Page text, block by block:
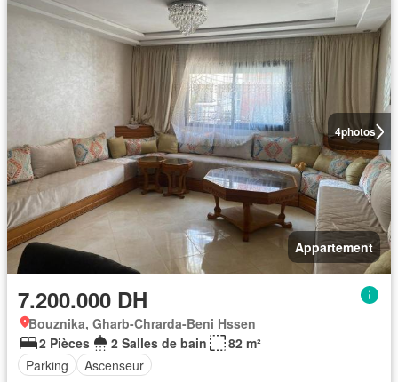
4photos
Appartement
7.200.000 DH
Bouznika, Gharb-Chrarda-Beni Hssen
2 Pièces
2 Salles de bain
82 m²
Parking
Ascenseur